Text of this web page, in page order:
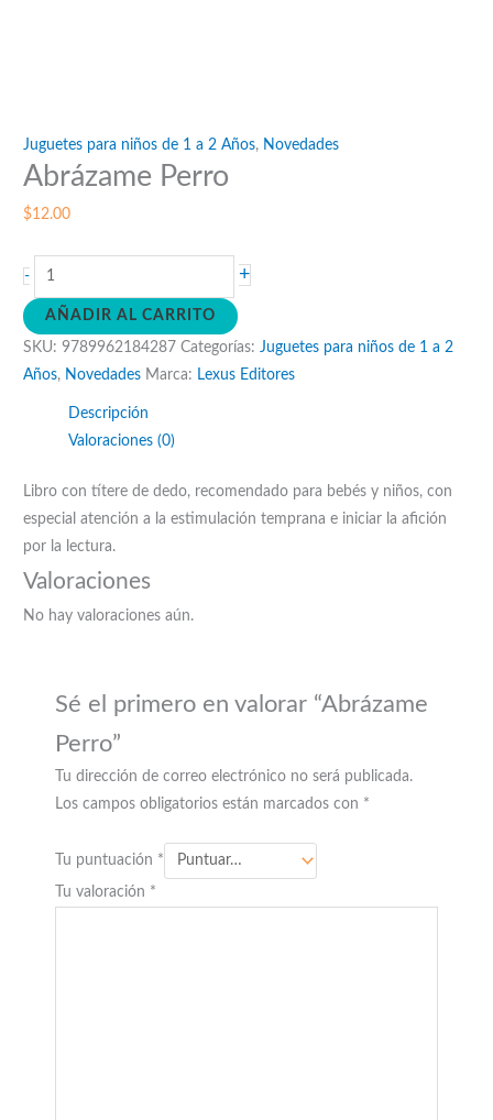
Juguetes para niños de 1 a 2 Años, Novedades
Abrázame Perro
$12.00
-
Abrázame
Perro
cantidad
+
AÑADIR AL CARRITO
SKU:9789962184287 Categorías:Juguetes para niños de 1 a 2
Años, Novedades Marca: Lexus Editores
Descripción
Valoraciones (0)
Libro con títere de dedo, recomendado para bebés y niños, con
especial atención a la estimulación temprana e iniciar la afición
por la lectura.
Valoraciones
No hay valoraciones aún.
Sé el primero en valorar “Abrázame
Perro”
Tu dirección de correo electrónico no será publicada.
Los campos obligatorios están marcados con *
Tu puntuación *
Tu valoración *